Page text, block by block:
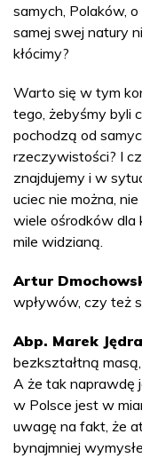
samych, Polaków,
samej swej natury
kłócimy?
Warto się w tym
tego, żebyśmy byli
pochodzą od
rzeczywistości? I
znajdujemy i w
uciec nie można,
wiele ośrodków dla
mile widzianą.
Artur
wpływów, czy też
Abp. Marek
bezkształtną
A że tak naprawdę
w Polsce jest w
uwagę na fakt, że
bynajmniej